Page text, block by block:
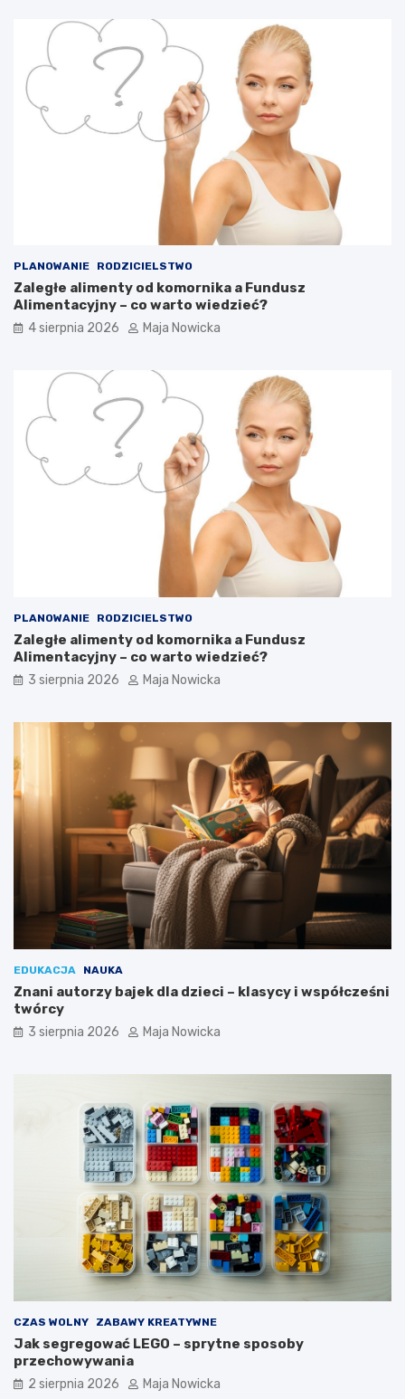
PLANOWANIE RODZICIELSTWO
Zaległe alimenty od komornika a Fundusz
Alimentacyjny – co warto wiedzieć?
4 sierpnia 2026 Maja Nowicka
PLANOWANIE RODZICIELSTWO
Zaległe alimenty od komornika a Fundusz
Alimentacyjny – co warto wiedzieć?
3 sierpnia 2026 Maja Nowicka
EDUKACJA NAUKA
Znani autorzy bajek dla dzieci – klasycy i współcześni
twórcy
3 sierpnia 2026 Maja Nowicka
CZAS WOLNY ZABAWY KREATYWNE
Jak segregować LEGO – sprytne sposoby
przechowywania
2 sierpnia 2026 Maja Nowicka